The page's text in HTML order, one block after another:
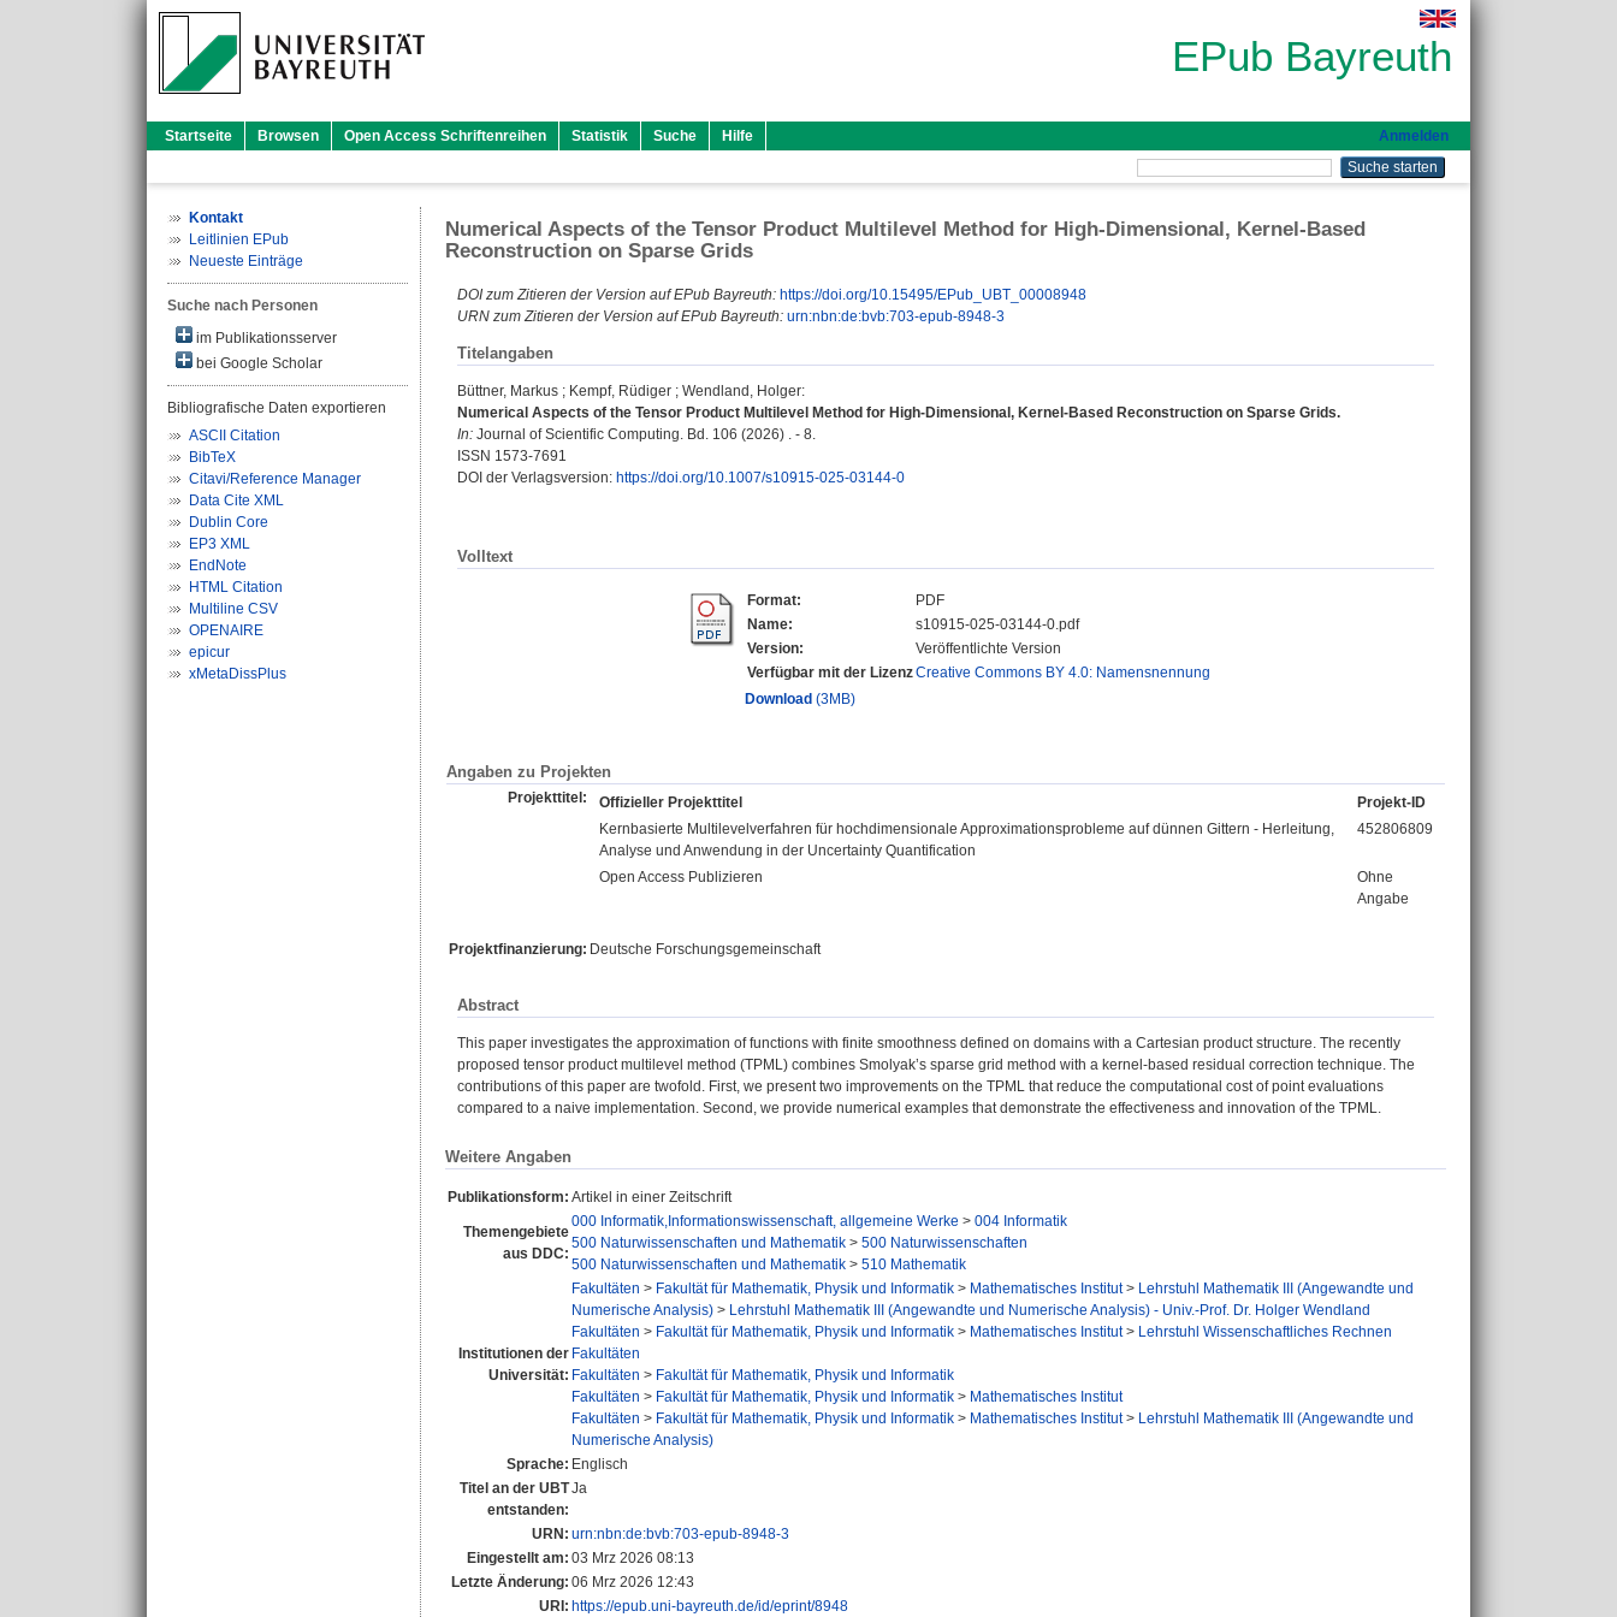
EPub Bayreuth
Startseite Browsen Open Access Schriftenreihen Statistik Suche Hilfe Anmelden
Kontakt
Leitlinien EPub
Neueste Einträge
Suche nach Personen
im Publikationsserver
bei Google Scholar
Bibliografische Daten exportieren
ASCII Citation
BibTeX
Citavi/Reference Manager
Data Cite XML
Dublin Core
EP3 XML
EndNote
HTML Citation
Multiline CSV
OPENAIRE
epicur
xMetaDissPlus
Numerical Aspects of the Tensor Product Multilevel Method for High-Dimensional, Kernel-Based
Reconstruction on Sparse Grids
DOI zum Zitieren der Version auf EPub Bayreuth: https://doi.org/10.15495/EPub_UBT_00008948
URN zum Zitieren der Version auf EPub Bayreuth: urn:nbn:de:bvb:703-epub-8948-3
Titelangaben
Büttner, Markus ; Kempf, Rüdiger ; Wendland, Holger:
Numerical Aspects of the Tensor Product Multilevel Method for High-Dimensional, Kernel-Based Reconstruction on Sparse Grids.
In: Journal of Scientific Computing. Bd. 106 (2026) . - 8.
ISSN 1573-7691
DOI der Verlagsversion: https://doi.org/10.1007/s10915-025-03144-0
Volltext
Format:
PDF
Name:
s10915-025-03144-0.pdf
Version:
Veröffentlichte Version
Verfügbar mit der LizenzCreative Commons BY 4.0: Namensnennung
Download (3MB)
Angaben zu Projekten
Projekttitel: Offizieller Projekttitel
Projekt-ID
Kernbasierte Multilevelverfahren für hochdimensionale Approximationsprobleme auf dünnen Gittern - Herleitung,
Analyse und Anwendung in der Uncertainty Quantification
452806809
Open Access Publizieren
Ohne
Angabe
Projektfinanzierung: Deutsche Forschungsgemeinschaft
Abstract
This paper investigates the approximation of functions with finite smoothness defined on domains with a Cartesian product structure. The recently
proposed tensor product multilevel method (TPML) combines Smolyak’s sparse grid method with a kernel-based residual correction technique. The
contributions of this paper are twofold. First, we present two improvements on the TPML that reduce the computational cost of point evaluations
compared to a naive implementation. Second, we provide numerical examples that demonstrate the effectiveness and innovation of the TPML.
Weitere Angaben
Publikationsform: Artikel in einer Zeitschrift
Themengebiete
aus DDC:
000 Informatik,Informationswissenschaft, allgemeine Werke > 004 Informatik
500 Naturwissenschaften und Mathematik > 500 Naturwissenschaften
500 Naturwissenschaften und Mathematik > 510 Mathematik
Institutionen der
Universität:
Fakultäten > Fakultät für Mathematik, Physik und Informatik > Mathematisches Institut> Lehrstuhl Mathematik III (Angewandte und
Numerische Analysis) > Lehrstuhl Mathematik III (Angewandte und Numerische Analysis) - Univ.-Prof. Dr. Holger Wendland
Fakultäten > Fakultät für Mathematik, Physik und Informatik > Mathematisches Institut> Lehrstuhl Wissenschaftliches Rechnen
Fakultäten
Fakultäten > Fakultät für Mathematik, Physik und Informatik
Fakultäten > Fakultät für Mathematik, Physik und Informatik > Mathematisches Institut
Fakultäten > Fakultät für Mathematik, Physik und Informatik > Mathematisches Institut> Lehrstuhl Mathematik III (Angewandte und
Numerische Analysis)
Sprache: Englisch
Titel an der UBT
entstanden:
Ja
URN: urn:nbn:de:bvb:703-epub-8948-3
Eingestellt am: 03 Mrz 2026 08:13
Letzte Änderung: 06 Mrz 2026 12:43
URI: https://epub.uni-bayreuth.de/id/eprint/8948